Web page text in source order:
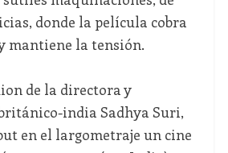
donde la película cobra
mantiene la tensión.
de la directora y
india Sadhya Suri,
en el largometraje un cine